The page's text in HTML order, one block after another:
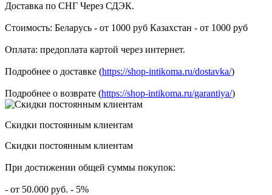
Доставка по СНГ Через СДЭК.
Стоимость: Беларусь - от 1000 руб Казахстан - от 1000 руб
Оплата: предоплата картой через интернет.
Подробнее о доставке (https://shop-intikoma.ru/dostavka/)
Подробнее о возврате (https://shop-intikoma.ru/garantiya/)
Скидки постоянным клиентам
Скидки постоянным клиентам
При достижении общей суммы покупок:
- от 50.000 руб. - 5%